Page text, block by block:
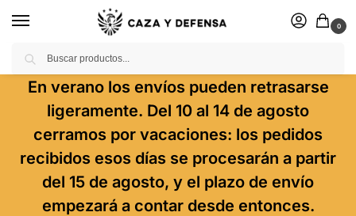
0
En verano los envíos pueden retrasarse
ligeramente. Del 10 al 14 de agosto
cerramos por vacaciones: los pedidos
recibidos esos días se procesarán a partir
del 15 de agosto, y el plazo de envío
empezará a contar desde entonces.